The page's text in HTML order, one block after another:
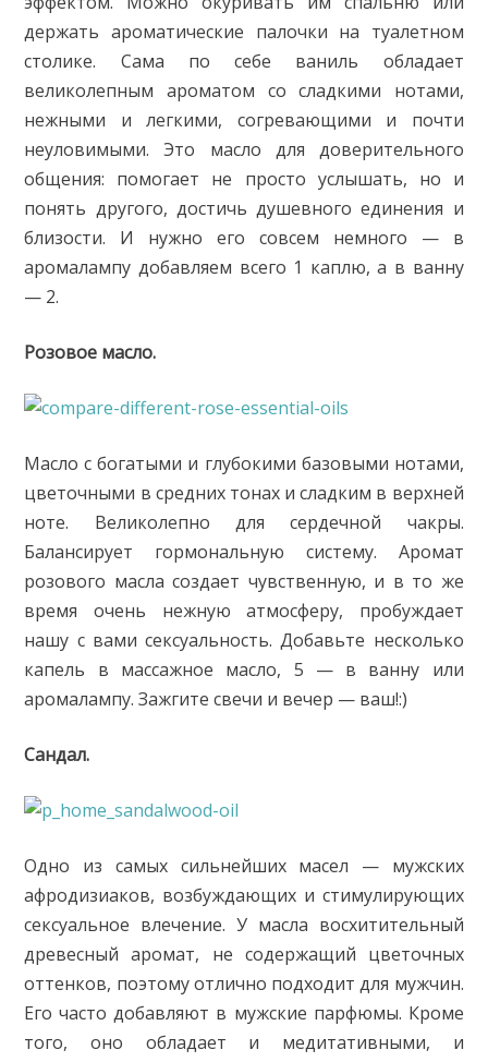
держать ароматические палочки на туалетном
столике. Сама по себе ваниль обладает
великолепным ароматом со сладкими нотами,
нежными и легкими, согревающими и почти
неуловимыми. Это масло для доверительного
общения: помогает не просто услышать, но и
понять другого, достичь душевного единения и
близости. И нужно его совсем немного — в
аромалампу добавляем всего 1 каплю, а в ванну
— 2.
Розовое масло.
Масло с богатыми и глубокими базовыми нотами,
цветочными в средних тонах и сладким в верхней
ноте. Великолепно для сердечной чакры.
Балансирует гормональную систему. Аромат
розового масла создает чувственную, и в то же
время очень нежную атмосферу, пробуждает
нашу с вами сексуальность. Добавьте несколько
капель в массажное масло, 5 — в ванну или
аромалампу. Зажгите свечи и вечер — ваш!:)
Сандал.
Одно из самых сильнейших масел — мужских
афродизиаков, возбуждающих и стимулирующих
сексуальное влечение. У масла восхитительный
древесный аромат, не содержащий цветочных
оттенков, поэтому отлично подходит для мужчин.
Его часто добавляют в мужские парфюмы. Кроме
того, оно обладает и медитативными, и